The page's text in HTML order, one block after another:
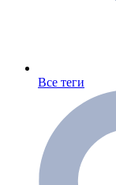
Все теги